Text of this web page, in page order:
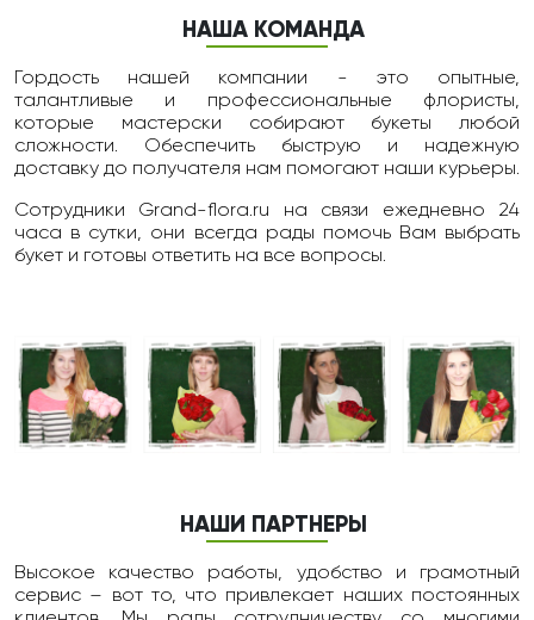
НАША КОМАНДА
Гордость нашей компании - это опытные,
талантливые и профессиональные флористы,
которые мастерски собирают букеты любой
сложности. Обеспечить быструю и надежную
доставку до получателя нам помогают наши курьеры.
Сотрудники Grand-flora.ru на связи ежедневно 24
чаcа в сутки, они всегда рады помочь Вам выбрать
букет и готовы ответить на все вопросы.
НАШИ ПАРТНЕРЫ
Высокое качество работы, удобство и грамотный
сервис – вот то, что привлекает наших постоянных